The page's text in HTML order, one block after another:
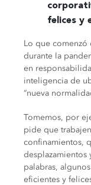
felices y
Lo que comenzó
durante la
en
inteligencia de
“nueva
Tomemos, por
pide que
confinamientos,
desplazamientos
palabras,
eficientes y